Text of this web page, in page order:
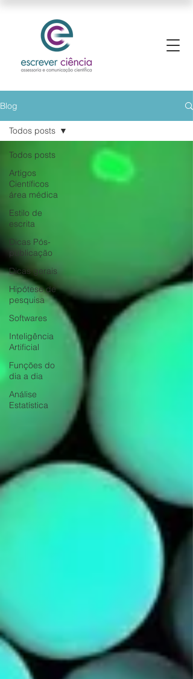
Blog
Todos posts
Artigos
Científicos
área médica
Estilo de
escrita
Dicas Pós-
publicação
Dicas gerais
Hipótese de
pesquisa
Softwares
Inteligência
Artificial
Funções do
dia a dia
Análise
Estatística
Todos posts